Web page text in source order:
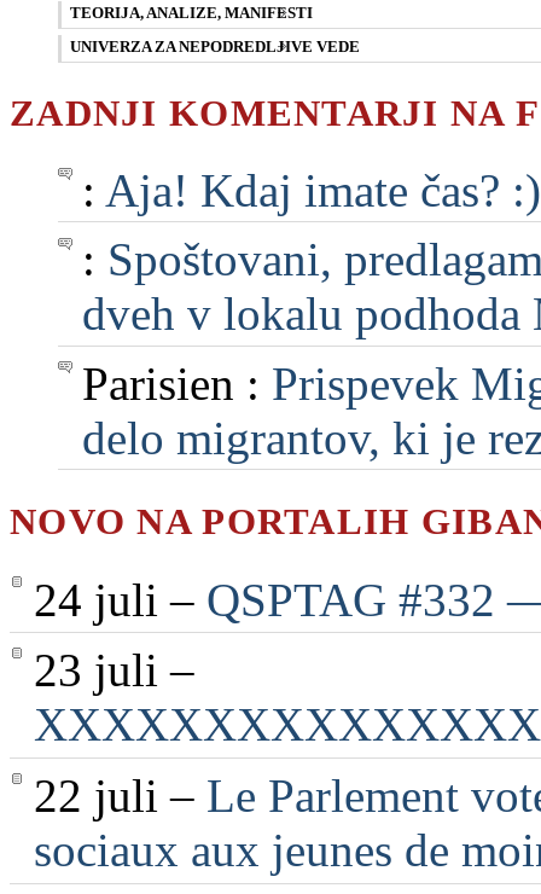
TEORIJA, ANALIZE, MANIFESTI
UNIVERZA ZA NEPODREDLJIVE VEDE
ZADNJI KOMENTARJI NA
: Aja! Kdaj imate čas?
: Spoštovani,
dveh v lokalu
Parisien : Prispevek
delo migrantov, ki je
NOVO NA PORTALIH
24 juli – QSPTAG #332
23 juli –
22 juli – Le Parlement
sociaux aux jeunes de